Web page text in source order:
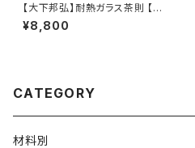
【大下邦弘】耐熱ガラス茶則 【O
shitaKunihiro】Tea Scoop
¥8,800
CATEGORY
材料別